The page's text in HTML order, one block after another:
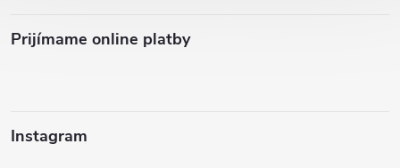
Prijímame online platby
Instagram